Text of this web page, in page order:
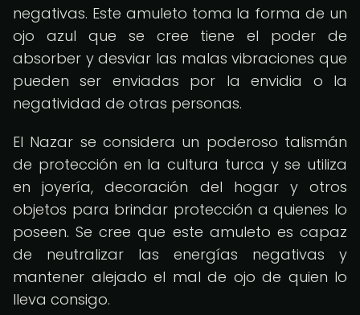
negativas. Este amuleto toma la forma de un
ojo azul que se cree tiene el poder de
absorber y desviar las malas vibraciones que
pueden ser enviadas por la envidia o la
negatividad de otras personas.
El Nazar se considera un poderoso talismán
de protección en la cultura turca y se utiliza
en joyería, decoración del hogar y otros
objetos para brindar protección a quienes lo
poseen. Se cree que este amuleto es capaz
de neutralizar las energías negativas y
mantener alejado el mal de ojo de quien lo
lleva consigo.